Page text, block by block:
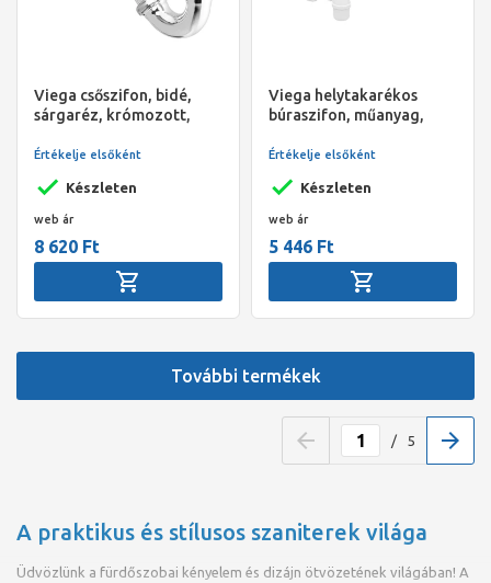
Viega csőszifon, bidé,
sárgaréz, krómozott,
Készleten
Értékelje elsőként
web ár
8 620 Ft
Viega helytakarékos
búraszifon, műanyag,
leeresztőszelep nélkül
Készleten
Értékelje elsőként
web ár
5 446 Ft
További termékek
/ 5
A praktikus és stílusos szaniterek világa
Üdvözlünk a fürdőszobai kényelem és dizájn ötvözetének világában! A